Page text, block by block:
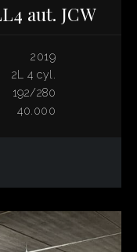
aut. JCW
2019
2L 4 cyl.
192/280
40.000